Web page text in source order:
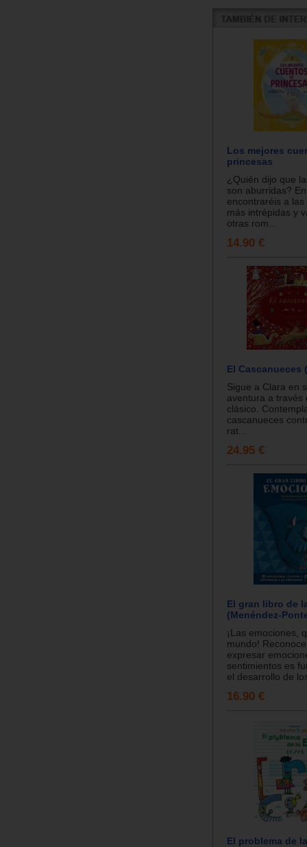
Los mejores
princesas
¿Quién dijo que
son aburridas?
encontraréis a
más intrépidas y
otras rom...
14.90 €
El Cascanueces
Sigue a Clara en
aventura a través
clásico.
cascanueces
rat...
24.95 €
El gran libro de
(Menéndez-
¡Las emociones,
mundo!
expresar
sentimientos es
el desarrollo de
16.90 €
El problema de